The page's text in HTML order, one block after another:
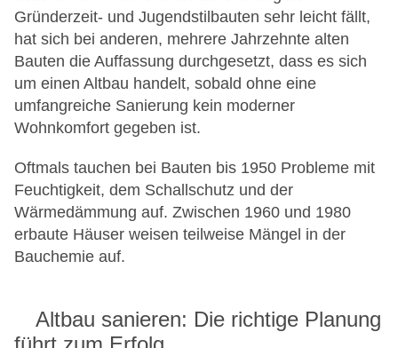
Gründerzeit- und Jugendstilbauten sehr leicht fällt,
hat sich bei anderen, mehrere Jahrzehnte alten
Bauten die Auffassung durchgesetzt, dass es sich
um einen Altbau handelt, sobald ohne eine
umfangreiche Sanierung kein moderner
Wohnkomfort gegeben ist.
Oftmals tauchen bei Bauten bis 1950 Probleme mit
Feuchtigkeit, dem Schallschutz und der
Wärmedämmung auf. Zwischen 1960 und 1980
erbaute Häuser weisen teilweise Mängel in der
Bauchemie auf.
Altbau sanieren: Die richtige Planung